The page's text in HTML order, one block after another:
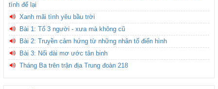
tình để lại
Xanh mãi tình yêu bầu trời
Bài 1: Tổ 3 người - xưa mà không cũ
Bài 2: Truyền cảm hứng từ những nhân tố điển hình
Bài 3: Nối dài mơ ước tân binh
Tháng Ba trên trận địa Trung đoàn 218